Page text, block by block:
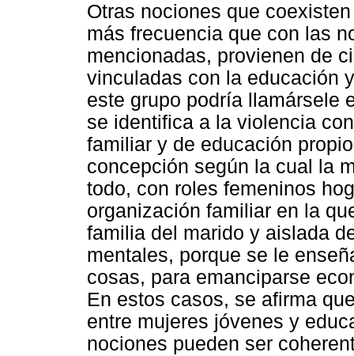
Otras nociones que
más frecuencia que con las
mencionadas, provienen de
vinculadas con la educación
este grupo podría llamársele
se identifica a la violencia
familiar y de educación
concepción según la cual la
todo, con roles femeninos
organización familiar en la
familia del marido y aislada
mentales, porque se le
cosas, para emanciparse
En estos casos, se afirma
entre mujeres jóvenes y
nociones pueden ser